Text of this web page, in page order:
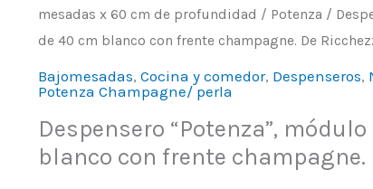
mesadas x 60 cm de profundidad / Potenza /
de 40 cm blanco con frente champagne. De
Bajomesadas,Cocina y comedor, Despenseros,
Potenza Champagne/ perla
Despensero “Potenza”,
blanco con frente champagne.
"Potenza",
módulo
de
40
cm
blanco